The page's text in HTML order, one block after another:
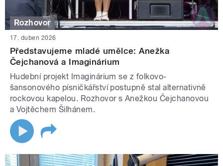
Rozhovor
17. duben 2026
Představujeme mladé umělce: Anežka
Čejchanová a Imaginárium
Hudební projekt Imaginárium se z folkovo-
šansonového písničkářství postupně stal alternativně
rockovou kapelou. Rozhovor s Anežkou Čejchanovou
a Vojtěchem Šilhánem.